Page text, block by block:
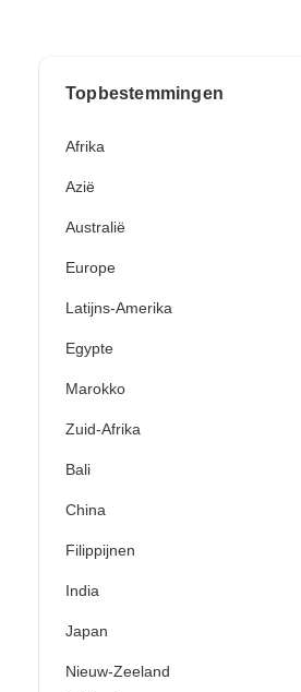
Topbestemmingen
Afrika
Azië
Australië
Europe
Latijns-Amerika
Egypte
Marokko
Zuid-Afrika
Bali
China
Filippijnen
India
Japan
Nieuw-Zeeland